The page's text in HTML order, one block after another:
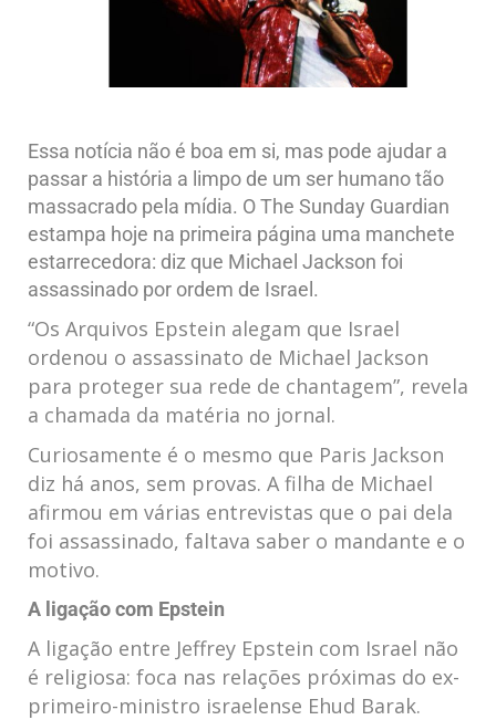
Essa notícia não é boa em si, mas pode ajudar a
passar a história a limpo de um ser humano tão
massacrado pela mídia. O The Sunday Guardian
estampa hoje na primeira página uma manchete
estarrecedora: diz que Michael Jackson foi
assassinado por ordem de Israel.
“Os Arquivos Epstein alegam que Israel
ordenou o assassinato de Michael Jackson
para proteger sua rede de chantagem”, revela
a chamada da matéria no jornal.
Curiosamente é o mesmo que Paris Jackson
diz há anos, sem provas. A filha de Michael
afirmou em várias entrevistas que o pai dela
foi assassinado, faltava saber o mandante e o
motivo.
A ligação com Epstein
A ligação entre Jeffrey Epstein com Israel não
é religiosa: foca nas relações próximas do ex-
primeiro-ministro israelense Ehud Barak.